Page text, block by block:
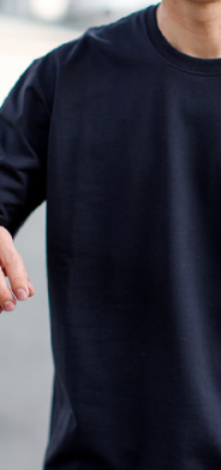
即時審查核予不同之上限額度；
結果請求用戶進行身份認證。
５．嚴禁一人註冊多個帳號或使
形，恩沛科技股份有限公司將有
動。